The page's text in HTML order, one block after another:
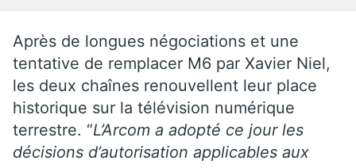
Après de longues négociations et une
tentative de remplacer M6 par Xavier Niel,
les deux chaînes renouvellent leur place
historique sur la télévision numérique
terrestre. “L’Arcom a adopté ce jour les
décisions d’autorisation applicables aux